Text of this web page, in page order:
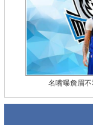
名嘴曝詹眉